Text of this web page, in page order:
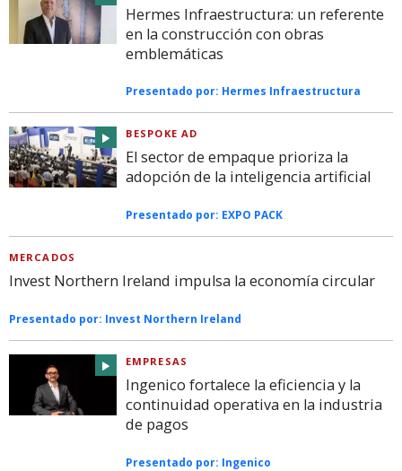
Hermes Infraestructura: un referente
en la construcción con obras
emblemáticas
Presentado por: Hermes Infraestructura
BESPOKE AD
El sector de empaque prioriza la
adopción de la inteligencia artificial
Presentado por: EXPO PACK
MERCADOS
Invest Northern Ireland impulsa la economía circular
Presentado por: Invest Northern Ireland
EMPRESAS
Ingenico fortalece la eficiencia y la
continuidad operativa en la industria
de pagos
Presentado por: Ingenico